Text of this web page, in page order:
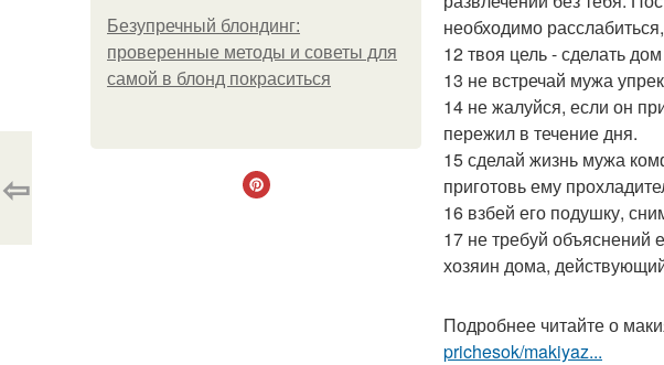
Безупречный блондинг:
проверенные методы и советы для
самой в блонд покраситься
необходимо
12 твоя цель - сделать
13 не встречай мужа
14 не жалуйся, если он
пережил в течение дня.
15 сделай жизнь мужа
приготовь ему
16 взбей его подушку,
17 не требуй объяснений
хозяин дома,
Подробнее читайте о
prichesok/makiyaz...
⇦